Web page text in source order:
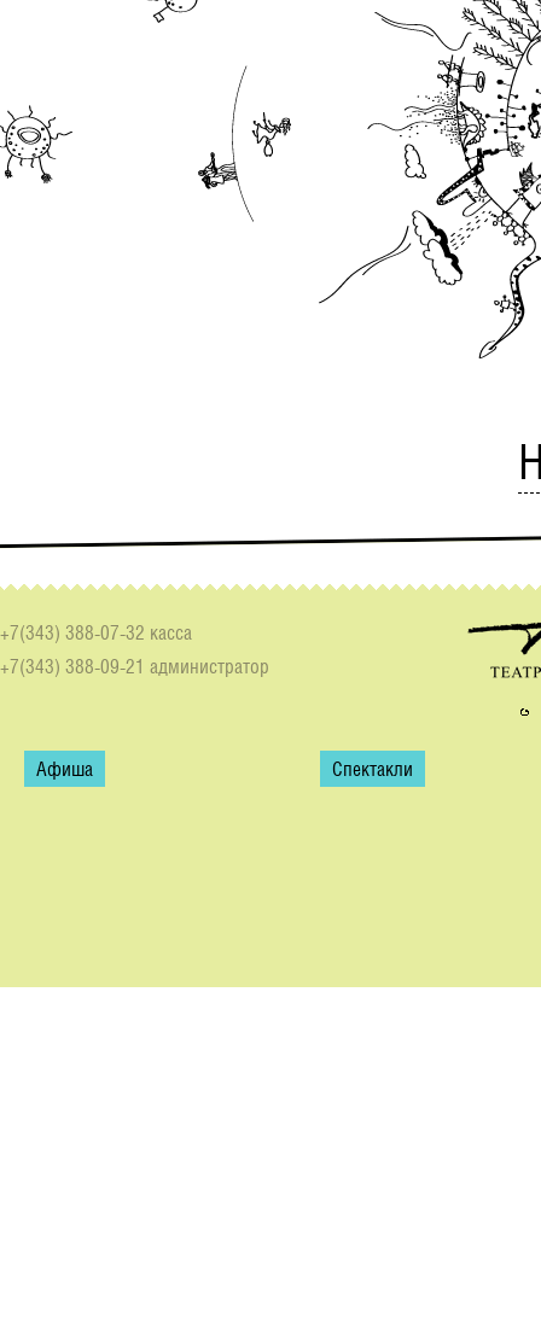
+7(343) 388-07-32 касса
+7(343) 388-09-21 администратор
Афиша Спектакли